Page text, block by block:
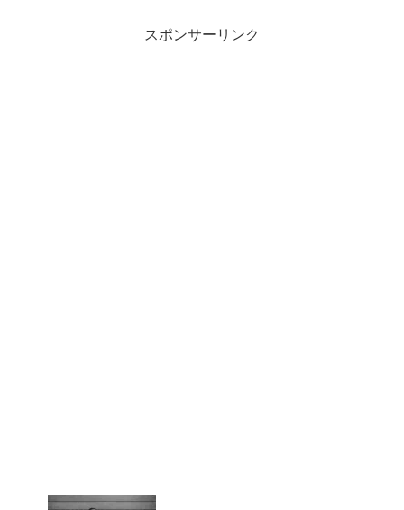
スポンサーリンク